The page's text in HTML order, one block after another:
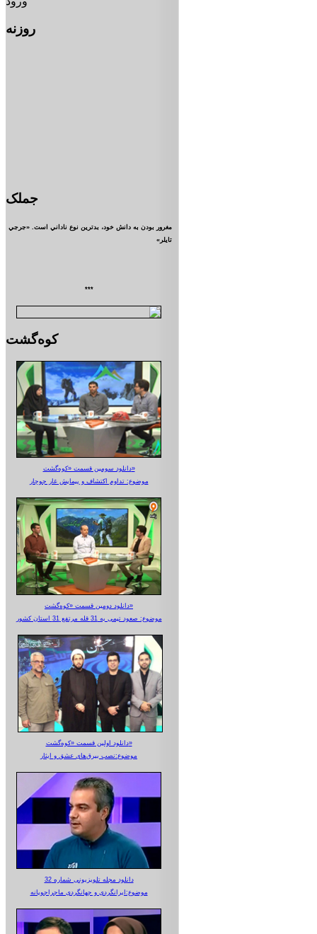
روزنه
جملک
مغرور بودن به دانش خود، بدترين نوع ناداني است. «جرجي
تايلر»
***
کوه‌گشت
دانلود سومین قسمت «کوه‌گشت»
موضوع: تداوم اکتشاف و پیمایش غار جوجار
دانلود دومین قسمت «کوه‌گشت»
موضوع: صعود تیمی به 31 قله مرتفع 31 استان کشور
دانلود اولین قسمت «کوه‌گشت»
موضوع:نصب بیرق‌های عشق و ایثار
دانلود مجله تلویزیونی شماره 32
موضوع:ایرانگردی و جهانگردی ماجراجویانه